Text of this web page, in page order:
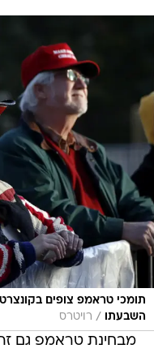
תומכי טראמפ צופים
השבעתו
/ רויטרס
מבחינת טראמפ גם